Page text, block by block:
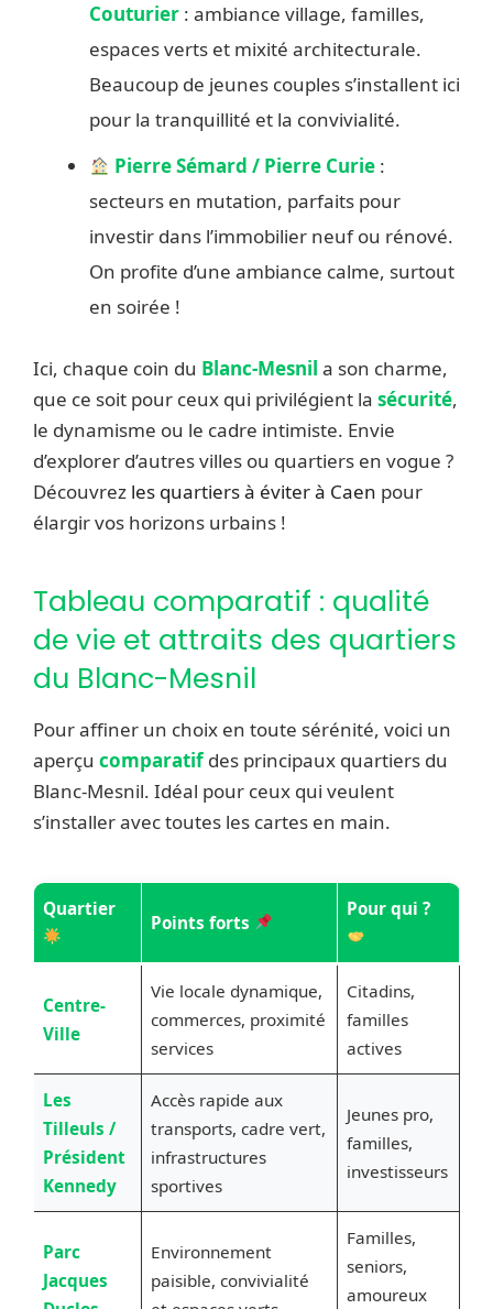
Couturier : ambiance village, familles,
espaces verts et mixité architecturale.
Beaucoup de jeunes couples s’installent ici
pour la tranquillité et la convivialité.
Pierre Sémard / Pierre Curie :
secteurs en mutation, parfaits pour
investir dans l’immobilier neuf ou rénové.
On profite d’une ambiance calme, surtout
en soirée !
Ici, chaque coin du Blanc-Mesnil a son charme,
que ce soit pour ceux qui privilégient la sécurité,
le dynamisme ou le cadre intimiste. Envie
d’explorer d’autres villes ou quartiers en vogue ?
Découvrez les quartiers à éviter à Caen pour
élargir vos horizons urbains !
Tableau comparatif : qualité
de vie et attraits des quartiers
du Blanc-Mesnil
Pour affiner un choix en toute sérénité, voici un
aperçu comparatifdes principaux quartiers du
Blanc-Mesnil. Idéal pour ceux qui veulent
s’installer avec toutes les cartes en main.
Quartier
Points forts
Pour qui ?
Centre-
Ville
Vie locale dynamique,
commerces, proximité
services
Citadins,
familles
actives
Les
Tilleuls /
Président
Kennedy
Accès rapide aux
transports, cadre vert,
infrastructures
sportives
Jeunes pro,
familles,
investisseurs
Parc
Jacques
Environnement
paisible, convivialité
Familles,
seniors,
amoureux